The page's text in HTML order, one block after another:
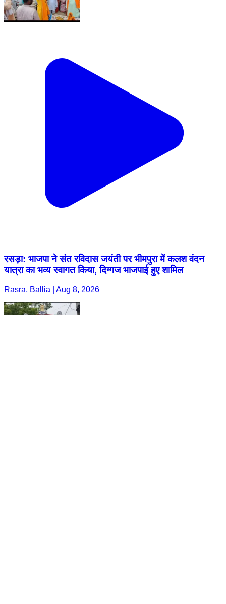
रसड़ा: भाजपा ने संत रविदास जयंती पर भीमपुरा में कलश वंदन
यात्रा का भव्य स्वागत किया, दिग्गज भाजपाई हुए शामिल
Rasra, Ballia | Aug 8, 2026